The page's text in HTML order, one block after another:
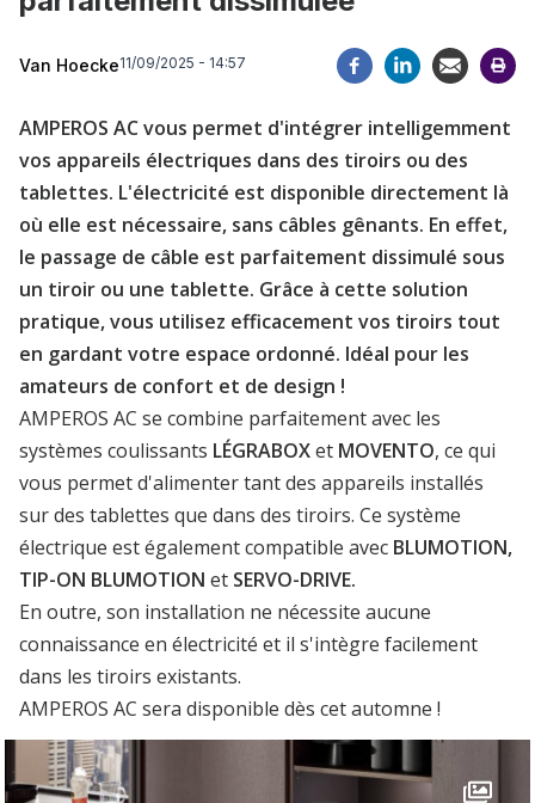
Van Hoecke11/09/2025 - 14:57
AMPEROS AC vous permet d'intégrer intelligemment
vos appareils électriques dans des tiroirs ou des
tablettes. L'électricité est disponible directement là
où elle est nécessaire, sans câbles gênants. En effet,
le passage de câble est parfaitement dissimulé sous
un tiroir ou une tablette. Grâce à cette solution
pratique, vous utilisez efficacement vos tiroirs tout
en gardant votre espace ordonné. Idéal pour les
amateurs de confort et de design !
AMPEROS AC se combine parfaitement avec les
systèmes coulissants LÉGRABOXet MOVENTO, ce qui
vous permet d'alimenter tant des appareils installés
sur des tablettes que dans des tiroirs. Ce système
électrique est également compatible avec BLUMOTION,
TIP-ON BLUMOTION et SERVO-DRIVE.
En outre, son installation ne nécessite aucune
connaissance en électricité et il s'intègre facilement
dans les tiroirs existants.
AMPEROS AC sera disponible dès cet automne !